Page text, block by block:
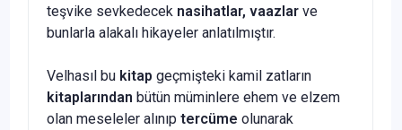
teşvike sevkedecek nasihatlar, vaazlar ve
bunlarla alakalı hikayeler anlatılmıştır.
Velhasıl bu kitap geçmişteki kamil zatların
kitaplarından bütün müminlere ehem ve elzem
olan meseleler alınıp tercüme olunarak